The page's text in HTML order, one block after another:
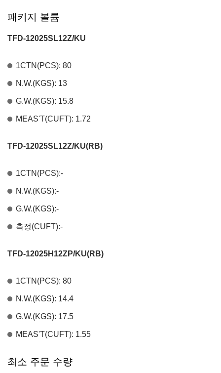
패키지 볼륨
TFD-12025SL12Z/KU
1CTN(PCS): 80
N.W.(KGS): 13
G.W.(KGS): 15.8
MEAS'T(CUFT): 1.72
TFD-12025SL12Z/KU(RB)
1CTN(PCS):-
N.W.(KGS):-
G.W.(KGS):-
측정(CUFT):-
TFD-12025H12ZP/KU(RB)
1CTN(PCS): 80
N.W.(KGS): 14.4
G.W.(KGS): 17.5
MEAS'T(CUFT): 1.55
최소 주문 수량